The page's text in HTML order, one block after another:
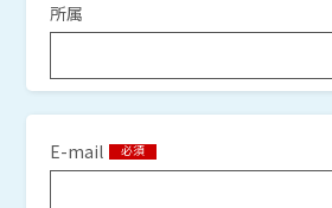
所属
E-mail 必須